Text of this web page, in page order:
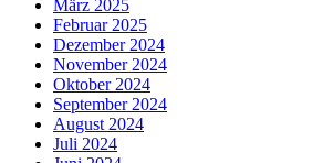
März 2025
Februar 2025
Dezember 2024
November 2024
Oktober 2024
September 2024
August 2024
Juli 2024